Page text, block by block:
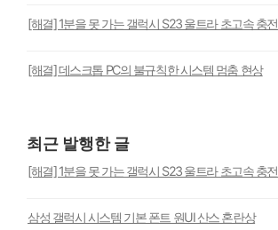
[해결] 1분을 못 가는 갤럭시 S23 울트라 초고속 충전
[해결] 데스크톱 PC의 불규칙한 시스템 멈춤 현상
최근 발행한 글
[해결] 1분을 못 가는 갤럭시 S23 울트라 초고속 충전
삼성 갤럭시 시스템 기본 폰트 원UI 산스 혼란상